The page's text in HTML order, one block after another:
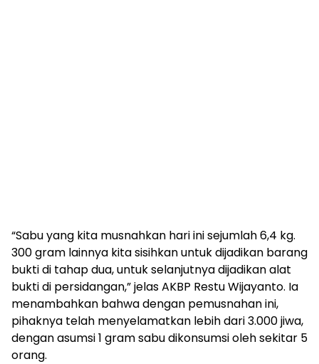
“Sabu yang kita musnahkan hari ini sejumlah 6,4 kg.
300 gram lainnya kita sisihkan untuk dijadikan barang
bukti di tahap dua, untuk selanjutnya dijadikan alat
bukti di persidangan,” jelas AKBP Restu Wijayanto. Ia
menambahkan bahwa dengan pemusnahan ini,
pihaknya telah menyelamatkan lebih dari 3.000 jiwa,
dengan asumsi 1 gram sabu dikonsumsi oleh sekitar 5
orang.